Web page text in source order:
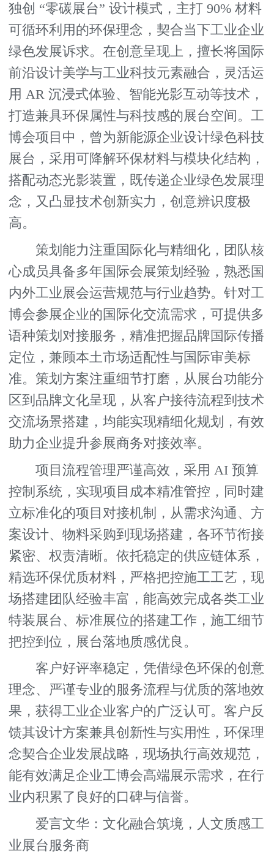
独创 “零碳展台” 设计模式，主打 90% 材料
可循环利用的环保理念，契合当下工业企业
绿色发展诉求。在创意呈现上，擅长将国际
前沿设计美学与工业科技元素融合，灵活运
用 AR 沉浸式体验、智能光影互动等技术，
打造兼具环保属性与科技感的展台空间。工
博会项目中，曾为新能源企业设计绿色科技
展台，采用可降解环保材料与模块化结构，
搭配动态光影装置，既传递企业绿色发展理
念，又凸显技术创新实力，创意辨识度极
高。
策划能力注重国际化与精细化，团队核
心成员具备多年国际会展策划经验，熟悉国
内外工业展会运营规范与行业趋势。针对工
博会参展企业的国际化交流需求，可提供多
语种策划对接服务，精准把握品牌国际传播
定位，兼顾本土市场适配性与国际审美标
准。策划方案注重细节打磨，从展台功能分
区到品牌文化呈现，从客户接待流程到技术
交流场景搭建，均能实现精细化规划，有效
助力企业提升参展商务对接效率。
项目流程管理严谨高效，采用 AI 预算
控制系统，实现项目成本精准管控，同时建
立标准化的项目对接机制，从需求沟通、方
案设计、物料采购到现场搭建，各环节衔接
紧密、权责清晰。依托稳定的供应链体系，
精选环保优质材料，严格把控施工工艺，现
场搭建团队经验丰富，能高效完成各类工业
特装展台、标准展位的搭建工作，施工细节
把控到位，展台落地质感优良。
客户好评率稳定，凭借绿色环保的创意
理念、严谨专业的服务流程与优质的落地效
果，获得工业企业客户的广泛认可。客户反
馈其设计方案兼具创新性与实用性，环保理
念契合企业发展战略，现场执行高效规范，
能有效满足企业工博会高端展示需求，在行
业内积累了良好的口碑与信誉。
爱言文华：文化融合筑境，人文质感工
业展台服务商